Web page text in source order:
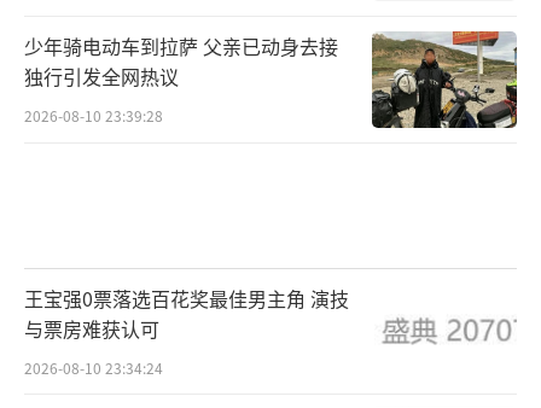
少年骑电动车到拉萨 父亲已动身去接
独行引发全网热议
2026-08-10 23:39:28
王宝强0票落选百花奖最佳男主角 演技
与票房难获认可
2026-08-10 23:34:24